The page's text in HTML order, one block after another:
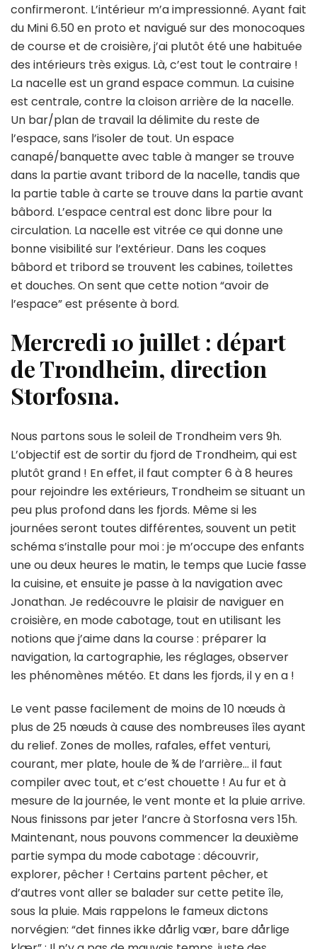
confirmeront. L’intérieur m’a impressionné. Ayant fait
du Mini 6.50 en proto et navigué sur des monocoques
de course et de croisière, j’ai plutôt été une habituée
des intérieurs très exigus. Là, c’est tout le contraire !
La nacelle est un grand espace commun. La cuisine
est centrale, contre la cloison arrière de la nacelle.
Un bar/plan de travail la délimite du reste de
l’espace, sans l’isoler de tout. Un espace
canapé/banquette avec table à manger se trouve
dans la partie avant tribord de la nacelle, tandis que
la partie table à carte se trouve dans la partie avant
bâbord. L’espace central est donc libre pour la
circulation. La nacelle est vitrée ce qui donne une
bonne visibilité sur l’extérieur. Dans les coques
bâbord et tribord se trouvent les cabines, toilettes
et douches. On sent que cette notion “avoir de
l’espace” est présente à bord.
Mercredi 10 juillet : départ
de Trondheim, direction
Storfosna.
Nous partons sous le soleil de Trondheim vers 9h.
L’objectif est de sortir du fjord de Trondheim, qui est
plutôt grand ! En effet, il faut compter 6 à 8 heures
pour rejoindre les extérieurs, Trondheim se situant un
peu plus profond dans les fjords. Même si les
journées seront toutes différentes, souvent un petit
schéma s’installe pour moi : je m’occupe des enfants
une ou deux heures le matin, le temps que Lucie fasse
la cuisine, et ensuite je passe à la navigation avec
Jonathan. Je redécouvre le plaisir de naviguer en
croisière, en mode cabotage, tout en utilisant les
notions que j’aime dans la course : préparer la
navigation, la cartographie, les réglages, observer
les phénomènes météo. Et dans les fjords, il y en a !
Le vent passe facilement de moins de 10 nœuds à
plus de 25 nœuds à cause des nombreuses îles ayant
du relief. Zones de molles, rafales, effet venturi,
courant, mer plate, houle de ¾ de l’arrière… il faut
compiler avec tout, et c’est chouette ! Au fur et à
mesure de la journée, le vent monte et la pluie arrive.
Nous finissons par jeter l’ancre à Storfosna vers 15h.
Maintenant, nous pouvons commencer la deuxième
partie sympa du mode cabotage : découvrir,
explorer, pêcher ! Certains partent pêcher, et
d’autres vont aller se balader sur cette petite île,
sous la pluie. Mais rappelons le fameux dictons
norvégien: “det finnes ikke dårlig vær, bare dårlige